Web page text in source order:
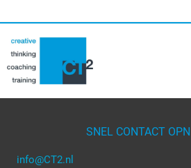
SNEL CONTACT
info@CT2.nl